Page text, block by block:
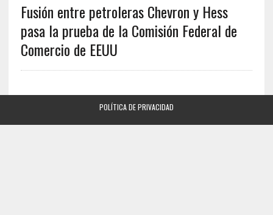
Fusión entre petroleras Chevron y Hess
pasa la prueba de la Comisión Federal de
Comercio de EEUU
POLÍTICA DE PRIVACIDAD